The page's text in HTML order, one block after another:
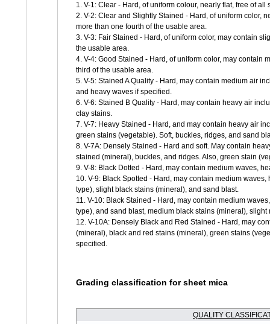
1. V-1: Clear - Hard, of uniform colour, nearly flat, free of
2. V-2: Clear and Slightly Stained - Hard, of uniform color,
more than one fourth of the usable area.
3. V-3: Fair Stained - Hard, of uniform color, may contain
the usable area.
4. V-4: Good Stained - Hard, of uniform color, may
third of the usable area.
5. V-5: Stained A Quality - Hard, may contain medium air
and heavy waves if specified.
6. V-6: Stained B Quality - Hard, may contain heavy air
clay stains.
7. V-7: Heavy Stained - Hard, and may contain heavy air
green stains (vegetable). Soft, buckles, ridges, and sand
8. V-7A: Densely Stained - Hard and soft. May contain
stained (mineral), buckles, and ridges. Also, green stain
9. V-8: Black Dotted - Hard, may contain medium waves,
10. V-9: Black Spotted - Hard, may contain medium
type), slight black stains (mineral), and sand blast.
11. V-10: Black Stained - Hard, may contain medium
type), and sand blast, medium black stains (mineral),
12. V-10A: Densely Black and Red Stained - Hard, may
(mineral), black and red stains (mineral), green stains
specified.
Grading classification for sheet mica
QUALITY